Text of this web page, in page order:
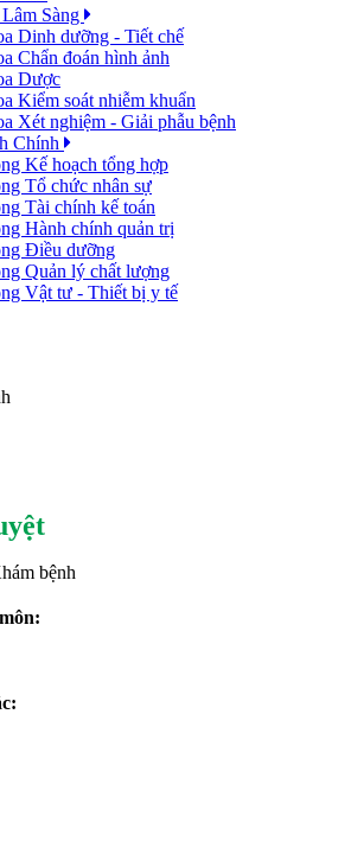
Sàng
Dinh dưỡng - Tiết chế
Chẩn đoán hình ảnh
Dược
Kiểm soát nhiễm khuẩn
Xét nghiệm - Giải phẫu bệnh
Chính
Kế hoạch tổng hợp
Tổ chức nhân sự
Tài chính kế toán
Hành chính quản trị
Điều dưỡng
Quản lý chất lượng
Vật tư - Thiết bị y tế
bệnh